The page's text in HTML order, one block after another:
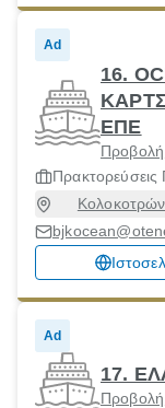
Ad
16.
ΕΠΕ
Προβολή
Πρακτορεύσεις
Ad
17.
Προβολή